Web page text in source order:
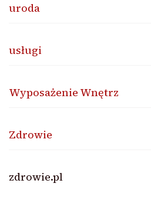
uroda
usługi
Wyposażenie Wnętrz
Zdrowie
zdrowie.pl